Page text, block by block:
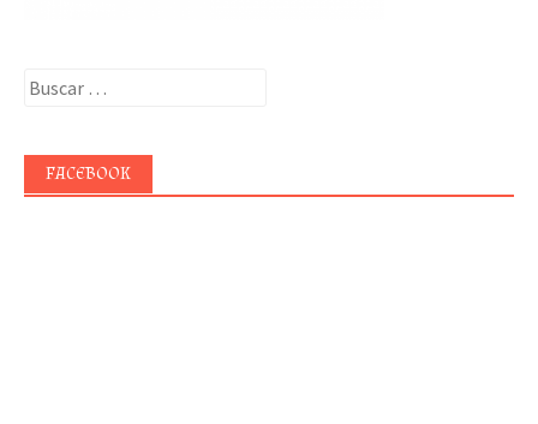
Buscar:
FACEBOOK